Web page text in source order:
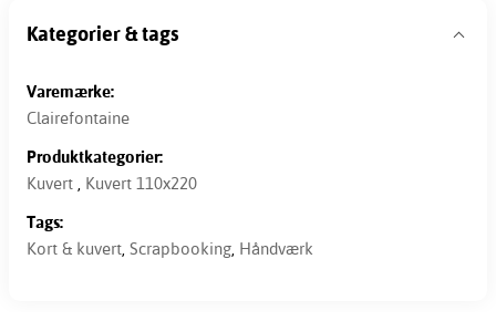
Kategorier & tags
Varemærke:
Clairefontaine
Produktkategorier:
Kuvert , Kuvert 110x220
Tags:
Kort & kuvert, Scrapbooking, Håndværk